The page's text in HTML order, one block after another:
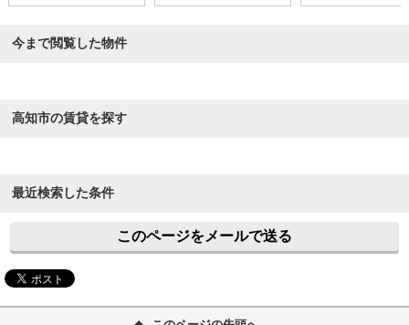
今まで閲覧した物件
高知市の賃貸を探す
最近検索した条件
このページをメールで送る